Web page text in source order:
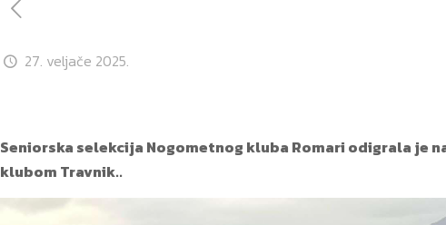
27. veljače 2025.
Seniorska selekcija Nogometnog kluba Romari odigrala je
klubom Travnik..